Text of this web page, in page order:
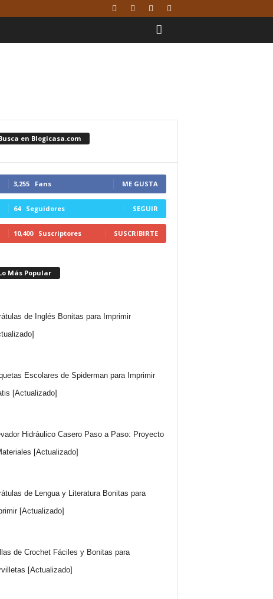
en Blogicasa.com
3,255 Fans ME GUSTA
64 Seguidores SEGUIR
10,400 Suscriptores SUSCRIBIRTE
Más Popular
de Inglés Bonitas para Imprimir
Escolares de Spiderman para Imprimir
[Actualizado]
Hidráulico Casero Paso a Paso: Proyecto
[Actualizado]
de Lengua y Literatura Bonitas para
[Actualizado]
de Crochet Fáciles y Bonitas para
[Actualizado]